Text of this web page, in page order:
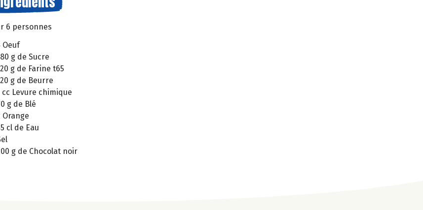
6 personnes
Oeuf
g de Sucre
g de Farine t65
g de Beurre
cc Levure chimique
g de Blé
Orange
cl de Eau
g de Chocolat noir